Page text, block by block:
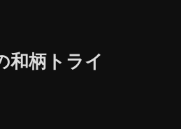
和柄トライ